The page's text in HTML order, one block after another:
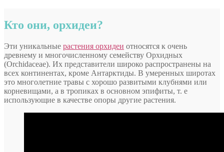
Кто они, орхидеи?
Эти уникальные растения орхидеи относятся к очень
древнему и многочисленному семейству Орхидных
(Orchidaceae). Их представители широко распространены на
всех континентах, кроме Антарктиды. В умеренных широтах
это многолетние травы с хорошо развитыми клубнями или
корневищами, а в тропиках в основном эпифиты, т. е
использующие в качестве опоры другие растения.